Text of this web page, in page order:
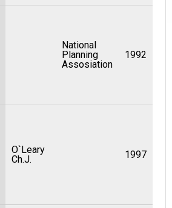
National
Planning
Assosiation
1992
O`Leary
Ch.J.
1997